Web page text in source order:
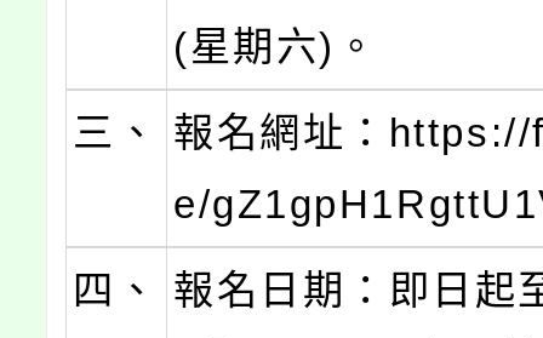
(星期六)。
三、
報名網址：
e/
四、
報名日期：即日起